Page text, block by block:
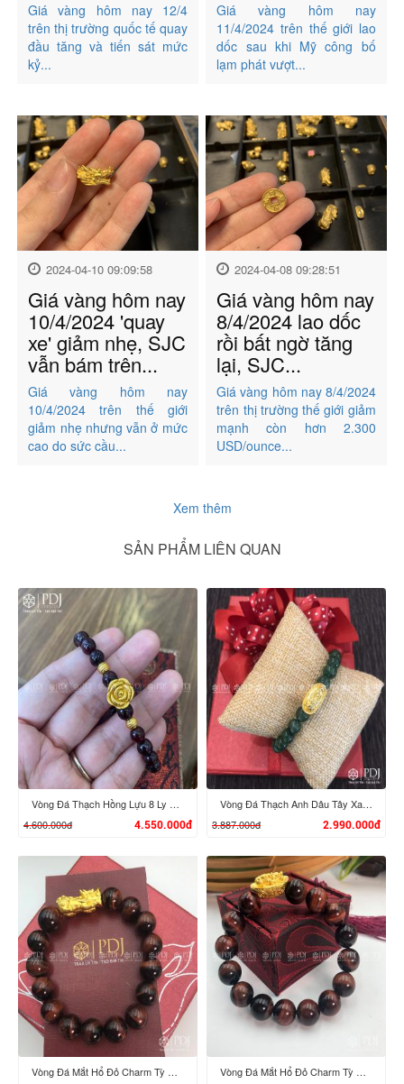
Giá vàng hôm nay 12/4
trên thị trường quốc tế quay
đầu tăng và tiến sát mức
kỷ...
Giá vàng hôm nay
11/4/2024 trên thế giới lao
dốc sau khi Mỹ công bố
lạm phát vượt...
2024-04-10 09:09:58
Giá vàng hôm nay
10/4/2024 'quay
xe' giảm nhẹ, SJC
vẫn bám trên...
Giá vàng hôm nay
10/4/2024 trên thế giới
giảm nhẹ nhưng vẫn ở mức
cao do sức cầu...
2024-04-08 09:28:51
Giá vàng hôm nay
8/4/2024 lao dốc
rồi bất ngờ tăng
lại, SJC...
Giá vàng hôm nay 8/4/2024
trên thị trường thế giới giảm
mạnh còn hơn 2.300
USD/ounce...
Xem thêm
SẢN PHẨM LIÊN QUAN
XEM CHI TIẾT
Vòng Đá Thạch Hồng Lựu 8 Ly Mix Charm Hoa Hồng, Bi vàng 24K
4.600.000đ
4.550.000đ
XEM CHI TIẾT
Vòng Đá Thạch Anh Dâu Tây Xanh 8 Ly Charm Tỳ Hưu Cưỡi Đĩnh Vàng 24K
3.887.000đ
2.990.000đ
Vòng Đá Mắt Hổ Đỏ Charm Tỳ Hưu Vàng 24k
Vòng Đá Mắt Hổ Đỏ Charm Tỳ Hưu Cưỡi Đĩnh Vàng 24K